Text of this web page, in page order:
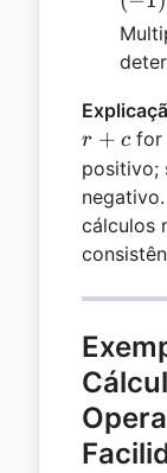
r + c for
positivo;
cálculos